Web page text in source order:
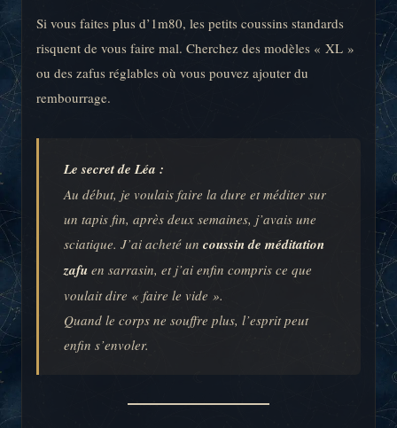
Si vous faites plus d’1m80, les petits coussins standards
risquent de vous faire mal. Cherchez des modèles « XL »
ou des zafus réglables où vous pouvez ajouter du
rembourrage.
Le secret de Léa :
Au début, je voulais faire la dure et méditer sur
un tapis fin, après deux semaines, j’avais une
sciatique. J’ai acheté un coussin de méditation
zafu en sarrasin, et j’ai enfin compris ce que
voulait dire « faire le vide ».
Quand le corps ne souffre plus, l’esprit peut
enfin s’envoler.